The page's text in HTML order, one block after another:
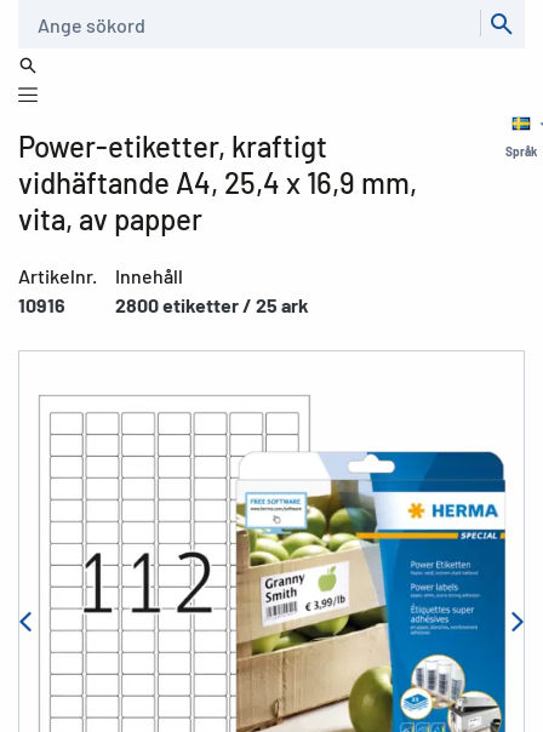
Språk
Power-etiketter, kraftigt
vidhäftande A4, 25,4 x 16,9 mm,
vita, av papper
Artikelnr.
10916
Innehåll
2800 etiketter / 25 ark